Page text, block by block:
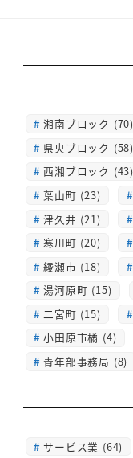
湘南ブロック (70)
県央ブロック (58)
西湘ブロック (43)
葉山町 (23)
津久井 (21)
寒川町 (20)
綾瀬市 (18)
湯河原町 (15)
二宮町 (15)
小田原市橘 (4)
青年部事務局 (8)
サービス業 (64)